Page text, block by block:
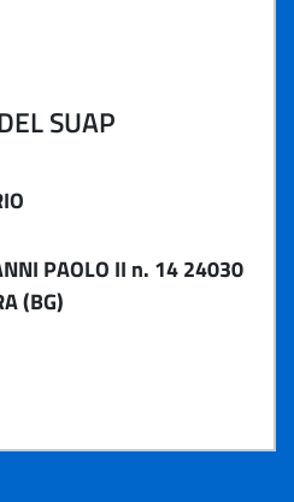
SUAP
PAOLO II n. 14 24030
(BG)